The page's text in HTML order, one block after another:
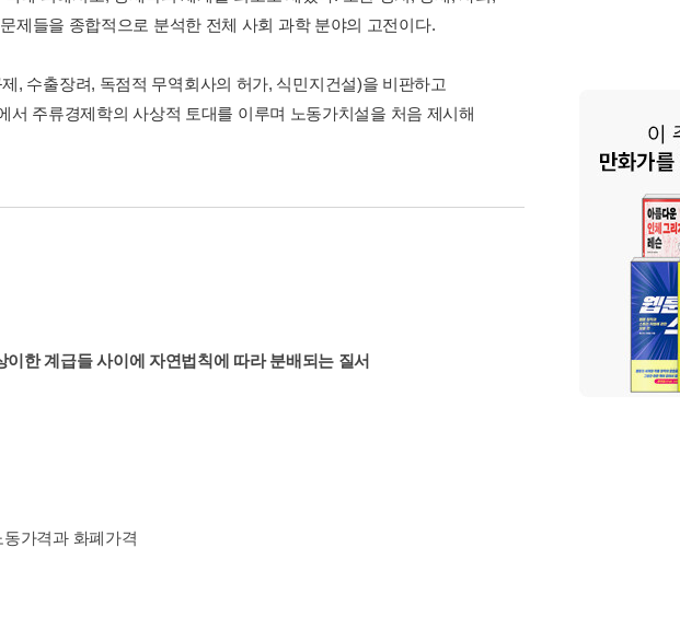
제들을 종합적으로 분석한 전체 사회 과학 분야의 고전이다.
, 수출장려, 독점적 무역회사의 허가, 식민지건설)을 비판하고
주류경제학의 사상적 토대를 이루며 노동가치설을 처음 제시해
한 계급들 사이에 자연법칙에 따라 분배되는 질서
가격과 화폐가격